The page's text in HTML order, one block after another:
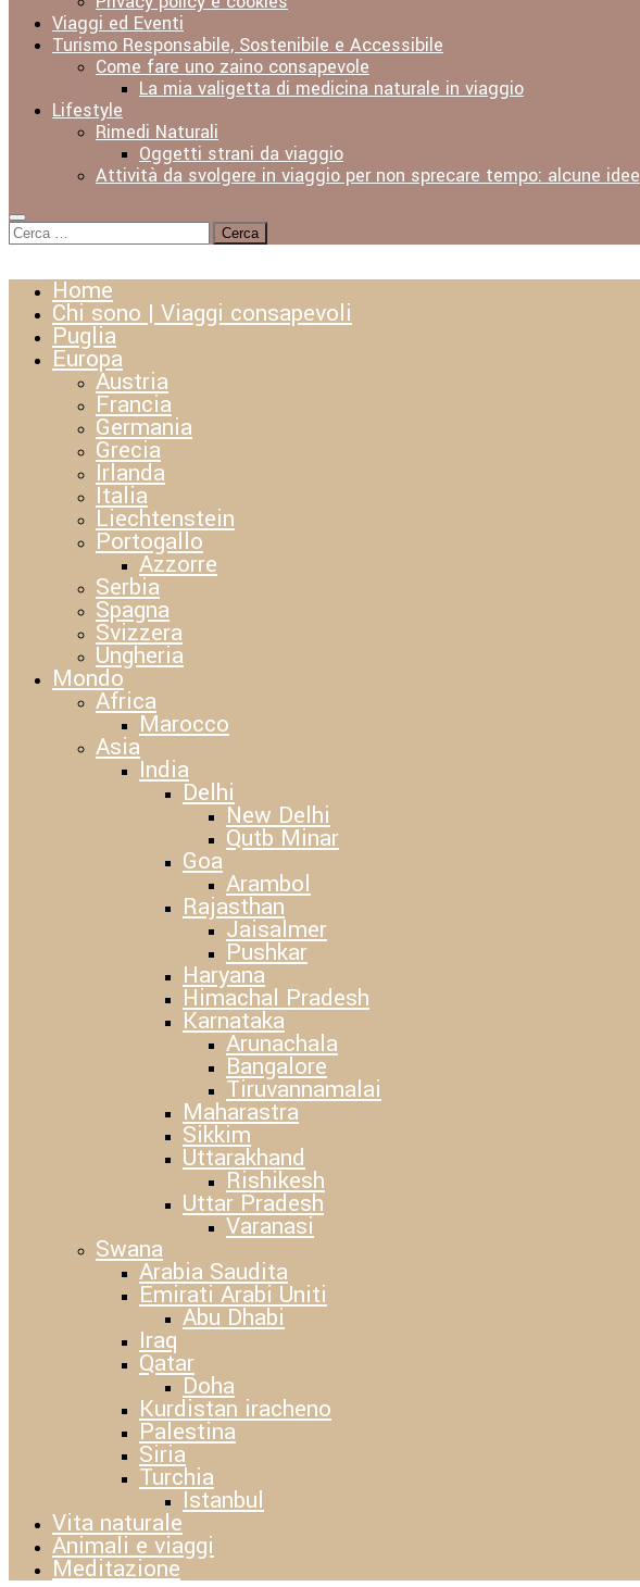
Viaggi ed Eventi
Turismo Responsabile, Sostenibile e Accessibile
Come fare uno zaino consapevole
La mia valigetta di medicina naturale in viaggio
Lifestyle
Rimedi Naturali
Oggetti strani da viaggio
Attività da svolgere in viaggio per non sprecare tempo: alcune idee
Ricerca
per:
Home
Chi sono | Viaggi consapevoli
Puglia
Europa
Austria
Francia
Germania
Grecia
Irlanda
Italia
Liechtenstein
Portogallo
Azzorre
Serbia
Spagna
Svizzera
Ungheria
Mondo
Africa
Marocco
Asia
India
Delhi
New Delhi
Qutb Minar
Goa
Arambol
Rajasthan
Jaisalmer
Pushkar
Haryana
Himachal Pradesh
Karnataka
Arunachala
Bangalore
Tiruvannamalai
Maharastra
Sikkim
Uttarakhand
Rishikesh
Uttar Pradesh
Varanasi
Swana
Arabia Saudita
Emirati Arabi Uniti
Abu Dhabi
Iraq
Qatar
Doha
Kurdistan iracheno
Palestina
Siria
Turchia
Istanbul
Vita naturale
Animali e viaggi
Meditazione